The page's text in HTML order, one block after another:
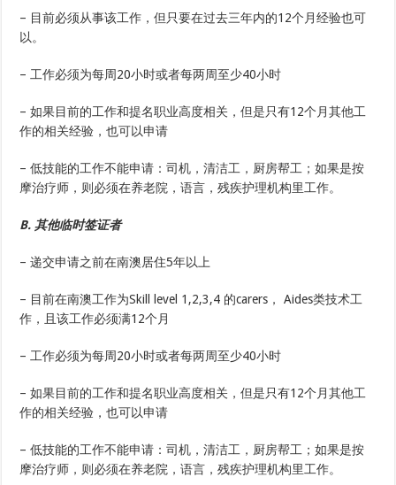
– 目前必须从事该工作，但只要在过去三年内的12个月经验也可
以。
– 工作必须为每周20小时或者每两周至少40小时
– 如果目前的工作和提名职业高度相关，但是只有12个月其他工
作的相关经验，也可以申请
– 低技能的工作不能申请：司机，清洁工，厨房帮工；如果是按
摩治疗师，则必须在养老院，语言，残疾护理机构里工作。
B. 其他临时签证者
– 递交申请之前在南澳居住5年以上
– 目前在南澳工作为Skill level 1,2,3,4 的carers， Aides类技术工
作，且该工作必须满12个月
– 工作必须为每周20小时或者每两周至少40小时
– 如果目前的工作和提名职业高度相关，但是只有12个月其他工
作的相关经验，也可以申请
– 低技能的工作不能申请：司机，清洁工，厨房帮工；如果是按
摩治疗师，则必须在养老院，语言，残疾护理机构里工作。